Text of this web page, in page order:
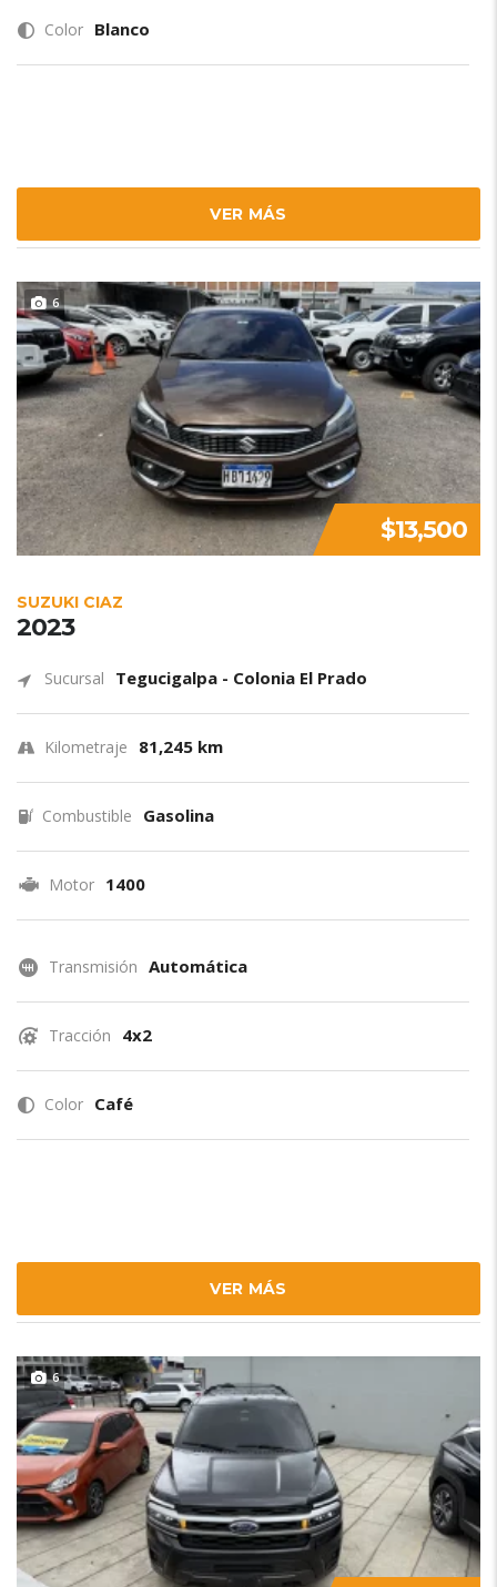
Color Blanco
VER MÁS
6
$13,500
SUZUKI CIAZ
2023
Sucursal Tegucigalpa - Colonia El Prado
Kilometraje 81,245 km
Combustible Gasolina
Motor 1400
Transmisión Automática
Tracción 4x2
Color Café
VER MÁS
6